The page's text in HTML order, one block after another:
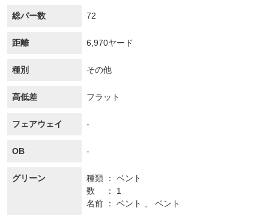
総パー数 72
距離 6,970ヤード
種別 その他
高低差 フラット
フェアウェイ -
OB -
グリーン 種類
ベント
数
1
名前
ベント 、 ベント